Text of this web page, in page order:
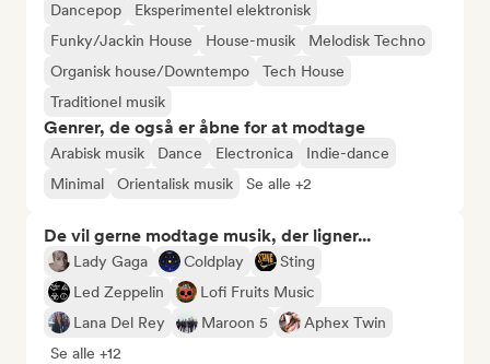
Dancepop
Eksperimentel elektronisk
Funky/Jackin House
House-musik
Melodisk Techno
Organisk house/Downtempo
Tech House
Traditionel musik
Genrer, de også er åbne for at modtage
Arabisk musik Dance Electronica
Indie-dance
Minimal
Orientalisk musik Se alle +2
De vil gerne modtage musik, der ligner...
Lady Gaga Coldplay
Sting
Led Zeppelin
Lofi Fruits Music
Lana Del Rey
Maroon 5
Aphex Twin
Se alle +12